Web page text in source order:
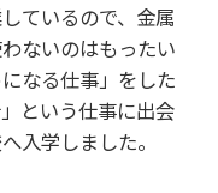
ているので、金属
ないのはもったい
なる仕事」をした
という仕事に出会
入学しました。